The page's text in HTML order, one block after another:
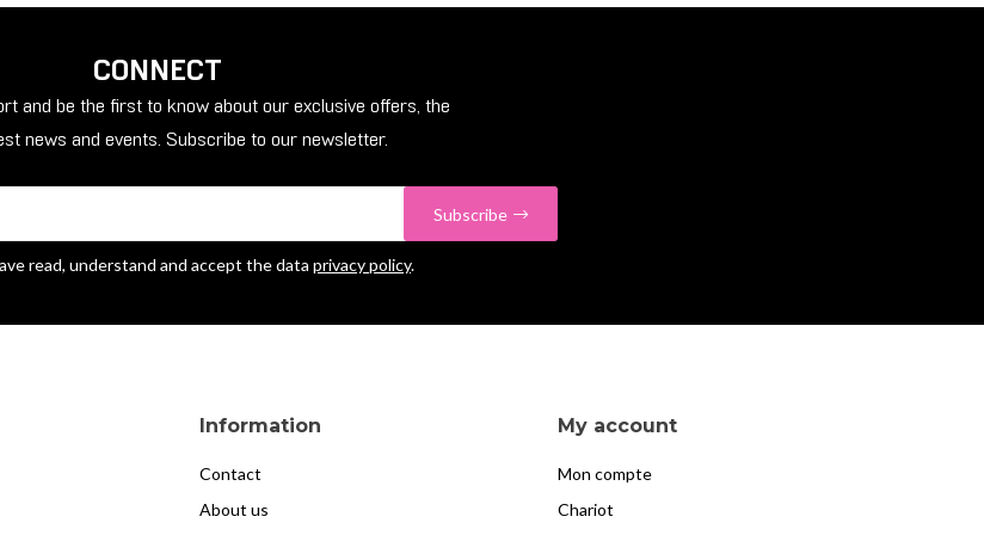
CONNECT
and be the first to know about our exclusive offers, the
news and events. Subscribe to our newsletter.
Subscribe
read, understand and accept the data privacy policy.
Information
Contact
About us
My account
Mon compte
Chariot